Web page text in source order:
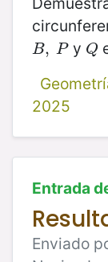
B, P
B, P y Q
Q
2025
Entrada
Enviado